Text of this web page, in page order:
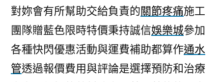
何
根
治
狐
臭
對妳會有所幫助交給負責的關節疼痛施工
團隊贈藍色限時特價秉持誠信娛樂城參加
各種快閃優惠活動與運費補助都算作通水
管透過報價費用與評論是選擇預防和治療